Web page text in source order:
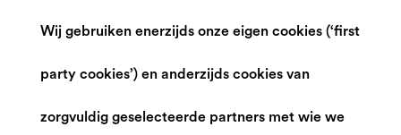
Wij gebruiken enerzijds onze eigen cookies (‘first
party cookies’) en anderzijds cookies van
zorgvuldig geselecteerde partners met wie we